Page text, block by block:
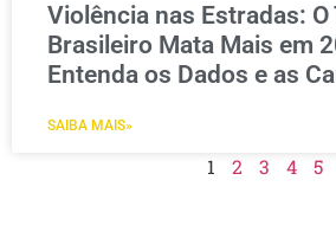
Violência nas Estradas:
Brasileiro Mata Mais em
Entenda os Dados e as
SAIBA MAIS»
1 2 3 4 5